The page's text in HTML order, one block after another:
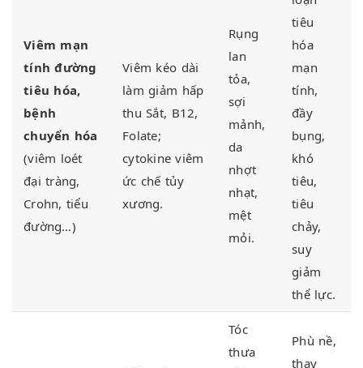
Viêm mạn
tính đường
tiêu hóa,
bệnh
chuyển hóa
(viêm loét
đại tràng,
Crohn, tiểu
đường…)
Viêm kéo dài
làm giảm hấp
thu Sắt, B12,
Folate;
cytokine viêm
ức chế tủy
xương.
Rụng
lan
tỏa,
sợi
mảnh,
da
nhợt
nhạt,
mệt
mỏi.
tiêu
hóa
mạn
tính,
đầy
bụng,
khó
tiêu,
tiêu
chảy,
suy
giảm
thể lực.
Tóc
thưa
Phù nề,
thay